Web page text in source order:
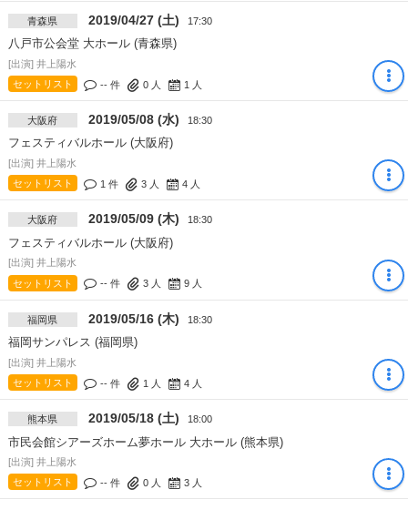
青森県 2019/04/27 (土) 17:30
八戸市公会堂 大ホール (青森県)
[出演] 井上陽水
セットリスト
-- 件 0人 1 人
大阪府 2019/05/08 (水) 18:30
フェスティバルホール (大阪府)
[出演] 井上陽水
セットリスト
1 件 3人 4人
大阪府 2019/05/09 (木) 18:30
フェスティバルホール (大阪府)
[出演] 井上陽水
セットリスト
-- 件 3人 9人
福岡県 2019/05/16 (木) 18:30
福岡サンパレス (福岡県)
[出演] 井上陽水
セットリスト
-- 件 1 人 4人
熊本県 2019/05/18 (土) 18:00
市民会館シアーズホーム夢ホール 大ホール (熊本県)
[出演] 井上陽水
セットリスト
-- 件 0人 3人